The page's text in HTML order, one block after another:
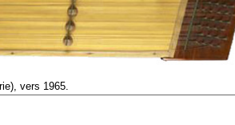
vers 1965.